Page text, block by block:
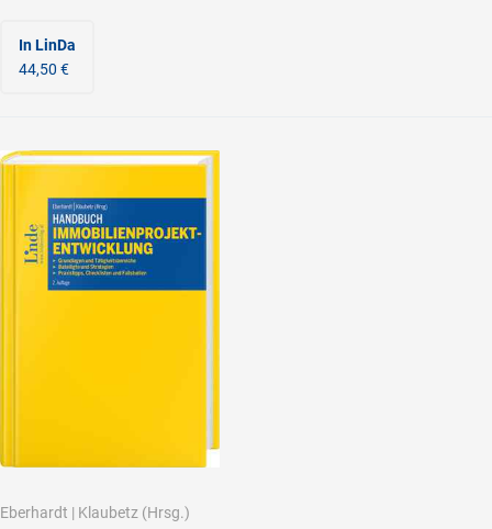
In LinDa
44,50 €
Eberhardt | Klaubetz (Hrsg.)